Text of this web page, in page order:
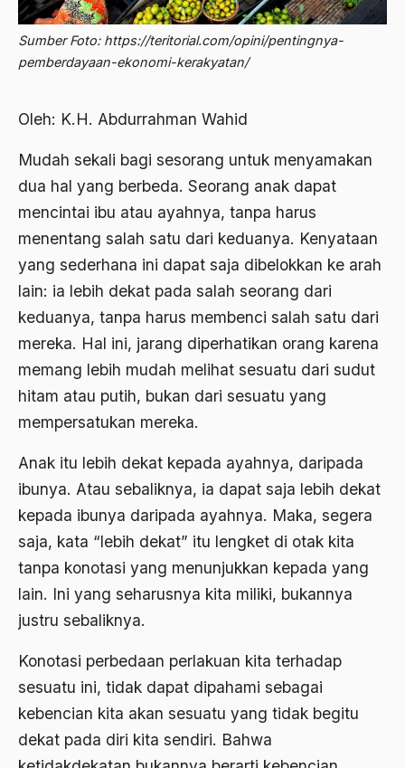
Sumber Foto: https://teritorial.com/opini/pentingnya-
pemberdayaan-ekonomi-kerakyatan/
Oleh: K.H. Abdurrahman Wahid
Mudah sekali bagi sesorang untuk menyamakan
dua hal yang berbeda. Seorang anak dapat
mencintai ibu atau ayahnya, tanpa harus
menentang salah satu dari keduanya. Kenyataan
yang sederhana ini dapat saja dibelokkan ke arah
lain: ia lebih dekat pada salah seorang dari
keduanya, tanpa harus membenci salah satu dari
mereka. Hal ini, jarang diperhatikan orang karena
memang lebih mudah melihat sesuatu dari sudut
hitam atau putih, bukan dari sesuatu yang
mempersatukan mereka.
Anak itu lebih dekat kepada ayahnya, daripada
ibunya. Atau sebaliknya, ia dapat saja lebih dekat
kepada ibunya daripada ayahnya. Maka, segera
saja, kata “lebih dekat” itu lengket di otak kita
tanpa konotasi yang menunjukkan kepada yang
lain. Ini yang seharusnya kita miliki, bukannya
justru sebaliknya.
Konotasi perbedaan perlakuan kita terhadap
sesuatu ini, tidak dapat dipahami sebagai
kebencian kita akan sesuatu yang tidak begitu
dekat pada diri kita sendiri. Bahwa
2012
2009
2008
2007
2005
2004
2003
2001
2000
1999
1998
1997
1996
1995
1993
1992
1991
Abdi Masyarakat
abdul wahid hasyim
Abdullah Sungkar
Abdullah Syafi'i
Abdurrahman Addakhil
abdurrahman wahid
Abolisi
Aboulhasan Bani Sadr
Abu AMrin Ibnu Alla'
Abu Bakar Ba’asyir
Abu Hanifah
abu jihad
Abu Zayd
Aceh
Ad-daulah
adat
Adat dan Syari'at